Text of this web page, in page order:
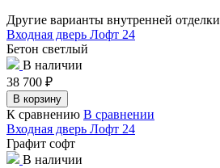
Другие варианты внутренней отделки
Входная дверь Лофт 24
Бетон светлый
В наличии
38 700 ₽
В корзину
К сравнению В сравнении
Входная дверь Лофт 24
Графит софт
В наличии